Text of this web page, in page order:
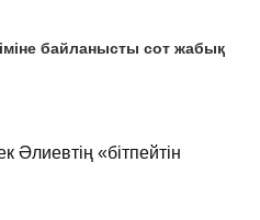
байланысты сот жабық